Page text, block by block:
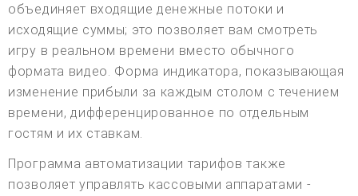
объединяет входящие денежные потоки и
исходящие суммы; это позволяет вам смотреть
игру в реальном времени вместо обычного
формата видео. Форма индикатора, показывающая
изменение прибыли за каждым столом с течением
времени, дифференцированное по отдельным
гостям и их ставкам.
Программа автоматизации тарифов также
позволяет управлять кассовыми аппаратами -